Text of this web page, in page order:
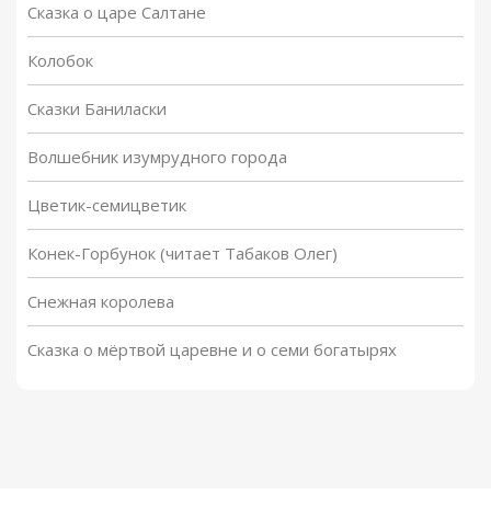
Сказка о царе Салтане
Колобок
Сказки Баниласки
Волшебник изумрудного города
Цветик-семицветик
Конек-Горбунок (читает Табаков Олег)
Снежная королева
Сказка о мёртвой царевне и о семи богатырях